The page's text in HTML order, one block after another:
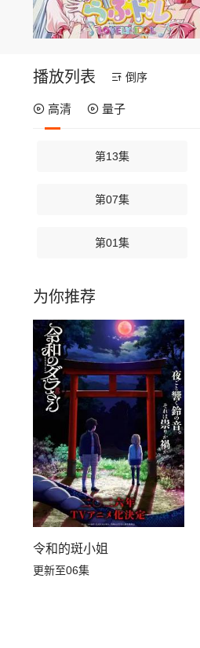
播放列表 倒序
高清 量子
第13集
第07集
第01集
为你推荐
令和的斑小姐
更新至06集